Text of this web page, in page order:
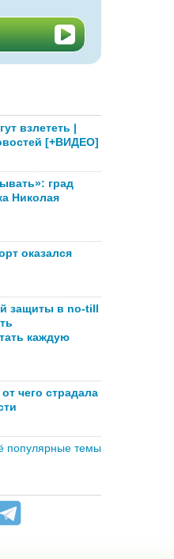
взлететь |
[+ВИДЕО]
град
Николая
оказался
защиты в no-till
каждую
чего страдала
популярные темы